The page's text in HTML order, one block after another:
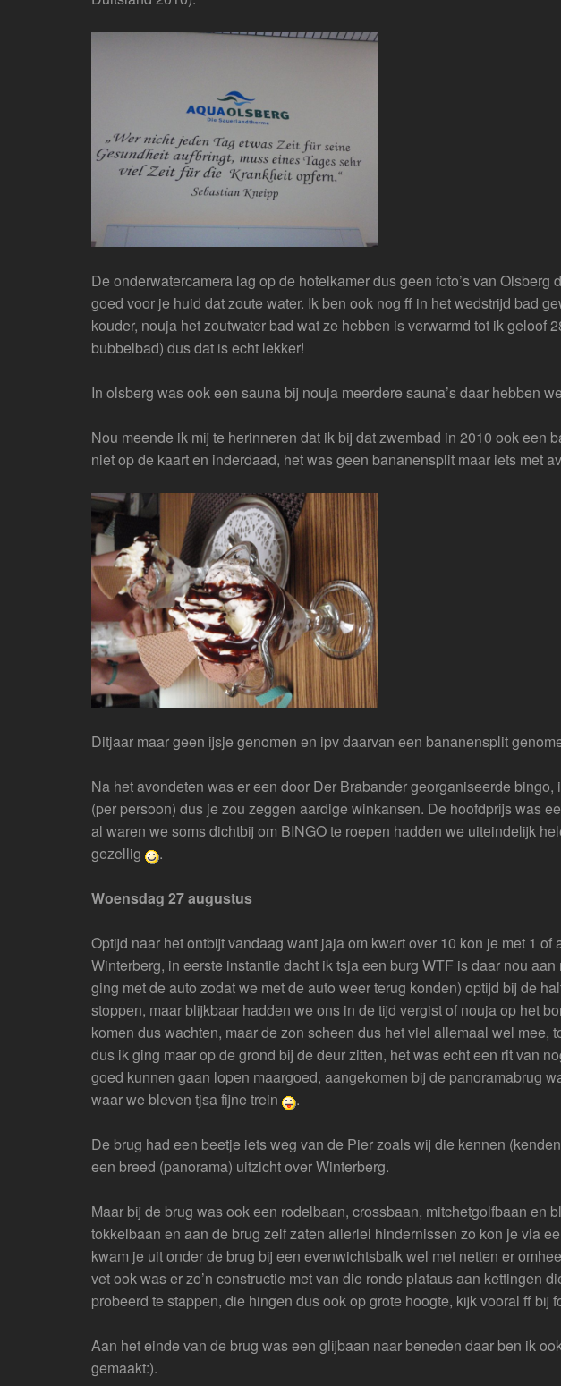
De onderwatercamera lag op de hotelkamer dus geen foto’s van
goed voor je huid dat zoute water. Ik ben ook nog ff in het wedstrijd bad
kouder, nouja het zoutwater bad wat ze hebben is verwarmd tot ik geloof
bubbelbad) dus dat is echt lekker!
In olsberg was ook een sauna bij nouja meerdere sauna’s daar hebben
Nou meende ik mij te herinneren dat ik bij dat zwembad in 2010 ook een
niet op de kaart en inderdaad, het was geen bananensplit maar iets met
Ditjaar maar geen ijsje genomen en ipv daarvan een bananensplit
Na het avondeten was er een door Der Brabander georganiseerde
(per persoon) dus je zou zeggen aardige winkansen. De hoofdprijs was
al waren we soms dichtbij om BINGO te roepen hadden we uiteindelijk
gezellig
.
Woensdag 27 augustus
Optijd naar het ontbijt vandaag want jaja om kwart over 10 kon je met 1
Winterberg, in eerste instantie dacht ik tsja een burg WTF is daar nou
ging met de auto zodat we met de auto weer terug konden) optijd bij de
stoppen, maar blijkbaar hadden we ons in de tijd vergist of nouja op het
komen dus wachten, maar de zon scheen dus het viel allemaal wel mee,
dus ik ging maar op de grond bij de deur zitten, het was echt een rit van
goed kunnen gaan lopen maargoed, aangekomen bij de panoramabrug
waar we bleven tjsa fijne trein
.
De brug had een beetje iets weg van de Pier zoals wij die kennen
een breed (panorama) uitzicht over Winterberg.
Maar bij de brug was ook een rodelbaan, crossbaan, mitchetgolfbaan en
tokkelbaan en aan de brug zelf zaten allerlei hindernissen zo kon je via
kwam je uit onder de brug bij een evenwichtsbalk wel met netten er
vet ook was er zo’n constructie met van die ronde plataus aan kettingen
probeerd te stappen, die hingen dus ook op grote hoogte, kijk vooral ff bij
Aan het einde van de brug was een glijbaan naar beneden daar ben ik
gemaakt:).